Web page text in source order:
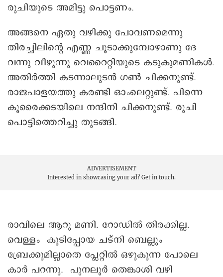
രുചിയുടെ അമിട്ടു പൊട്ടണം.
അങ്ങനെ ഏതു വഴിക്കു പോവണമെന്നു
തിരച്ചിലിന്റെ എണ്ണ ചൂടാക്കുമ്പോഴാണു ദേ
വന്നു വീഴുന്നു വെറൈറ്റിയുടെ കടുകുമണികൾ.
അതിര്‍ത്തി കടന്നാലുടന്‍ ഗണ്‍ ചിക്കനുണ്ട്.
രാജപാളയത്തു കരണ്ടി ഒാംലെറ്റുണ്ട്. പിന്നെ
കൂരൈക്കടയിലെ നന്ദിനി ചിക്കനുണ്ട്. രുചി
പൊട്ടിത്തെറിച്ചു തുടങ്ങി.
ADVERTISEMENT
Interested in showcasing your ad? Get in touch.
രാവിലെ ആറു മണി. റോഡിൽ തിരക്കില്ല.
വെള്ളം കൂടിപ്പോയ ചട്നി ബെല്ലും
ബ്രേക്കുമില്ലാതെ പ്ലേറ്റിൽ ഒഴുകുന്ന പോലെ
കാർ പറന്നു. പുനലൂർ തെങ്കാശി വഴി